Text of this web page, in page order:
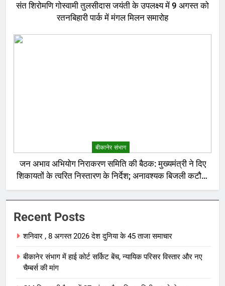
संत शिरोमणि गोस्वामी तुलसीदास जयंती के उपलक्ष्य में 9 अगस्त को
रतनबिहारी पार्क में मंगल मिलन समारोह
बीकानेर संभाग
जन अभाव अभियोग निराकरण समिति की बैठक: मुख्यमंत्री ने दिए
शिकायतों के त्वरित निस्तारण के निर्देश; अनावश्यक बिजली कटौती
पर सख्त रुख
Recent Posts
शनिवार , 8 अगस्त 2026 देश दुनिया के 45 ताजा समाचार
बीकानेर संभाग में हाई कोर्ट सर्किट बेंच, न्यायिक परिसर विस्तार और नए
चैम्बर्स की मांग